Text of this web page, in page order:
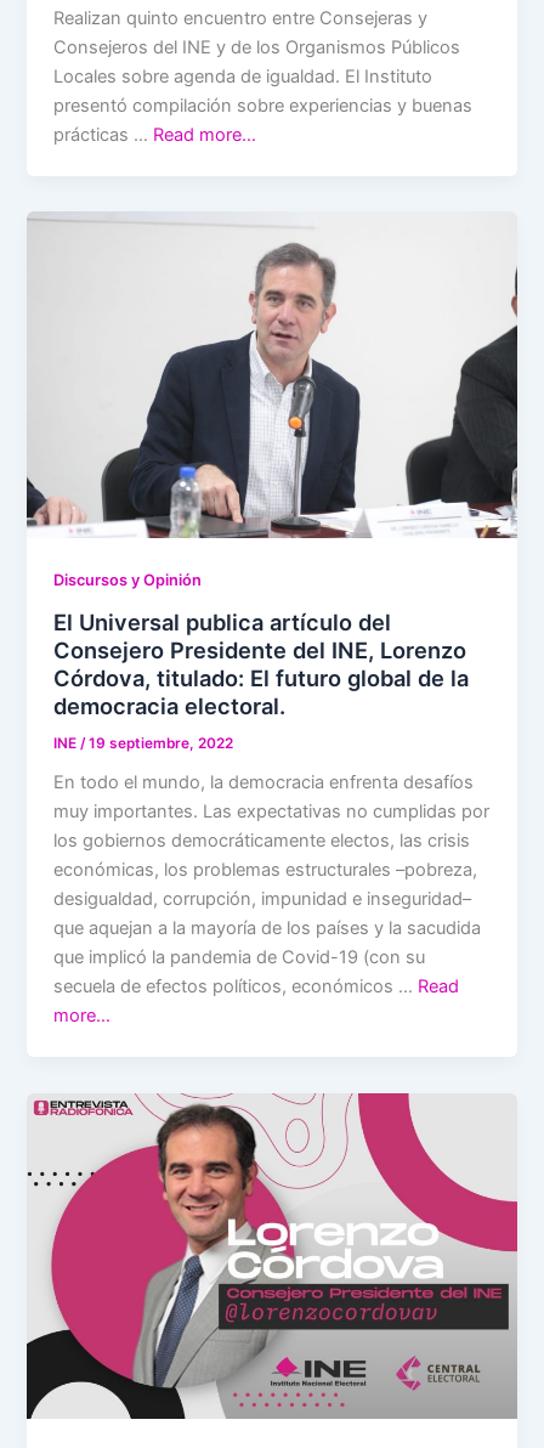
Realizan quinto encuentro entre Consejeras y
Consejeros del INE y de los Organismos Públicos
Locales sobre agenda de igualdad. El Instituto
presentó compilación sobre experiencias y buenas
prácticas … Read more…
Discursos y Opinión
El Universal publica artículo del
Consejero Presidente del INE, Lorenzo
Córdova, titulado: El futuro global de la
democracia electoral.
INE /19 septiembre, 2022
En todo el mundo, la democracia enfrenta desafíos
muy importantes. Las expectativas no cumplidas por
los gobiernos democráticamente electos, las crisis
económicas, los problemas estructurales –pobreza,
desigualdad, corrupción, impunidad e inseguridad–
que aquejan a la mayoría de los países y la sacudida
que implicó la pandemia de Covid-19 (con su
secuela de efectos políticos, económicos … Read
more…